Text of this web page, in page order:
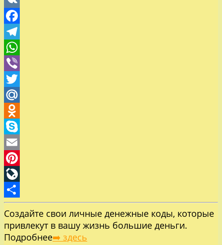
VK
Facebook
Telegram
WhatsApp
Viber
Twitter
Mail.Ru
Odnoklassniki
Skype
Email
Pinterest
LiveJournal
Отправить
Создайте свои личные денежные коды, которые
привлекут в вашу жизнь большие деньги.
Подробнее➡️ здесь